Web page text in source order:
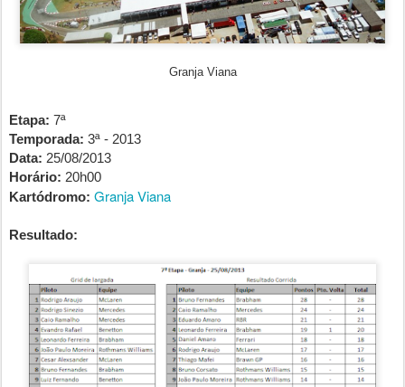
Granja Viana
Etapa: 7ª
Temporada: 3ª - 2013
Data: 25/08/2013
Horário: 20h00
Kartódromo: Granja Viana
Resultado: